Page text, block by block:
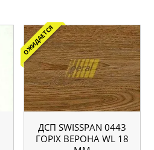
ОЖИДАЕТСЯ
ДСП SWISSPAN 0443
ГОРІХ ВЕРОНА WL 18